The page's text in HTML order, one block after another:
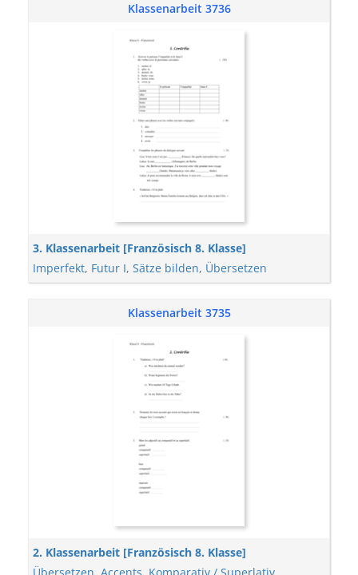
Klassenarbeit 3736
3. Klassenarbeit [Französisch 8. Klasse]
Imperfekt, Futur I, Sätze bilden, Übersetzen
Klassenarbeit 3735
2. Klassenarbeit [Französisch 8. Klasse]